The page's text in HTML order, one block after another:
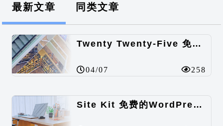
最新文章 同类文章
Twenty Twenty-Five 免费的WordPress内容主题
04/07 258
Site Kit 免费的WordPress数据统计插件